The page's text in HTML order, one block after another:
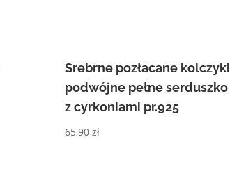
Srebrne pozłacane kolczyki
podwójne pełne serduszko
z cyrkoniami pr.925
65,90zł